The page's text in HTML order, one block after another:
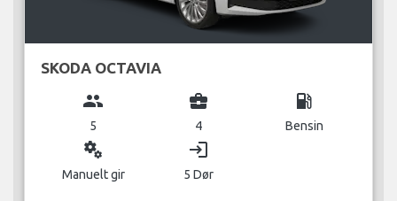
SKODA OCTAVIA
group
5
business_center
4
local_gas_station
Bensin
miscellaneous_services
Manuelt gir
login
5 Dør